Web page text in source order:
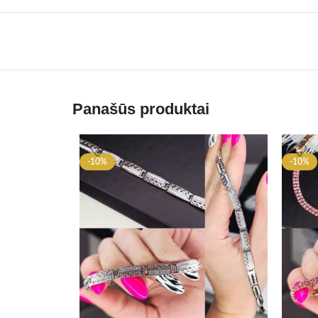
Panašūs produktai
-10% -10%